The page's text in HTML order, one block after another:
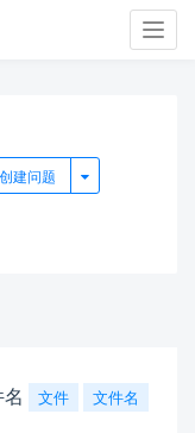
建问题
文件
文件名